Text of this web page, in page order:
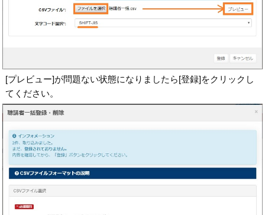
[プレビュー]が問題ない状態になりましたら[登録]をクリックし
てください。